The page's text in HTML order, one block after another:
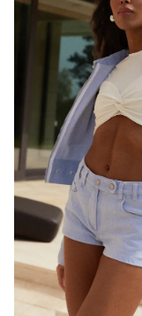
Сарафаны На